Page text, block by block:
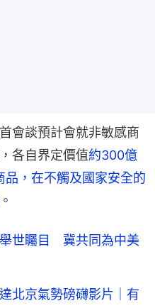
會談預計會就非敏感商
各自界定價值約300億
，在不觸及國家安全的
。
世矚目 冀共同為中美
北京氣勢磅礴影片｜有